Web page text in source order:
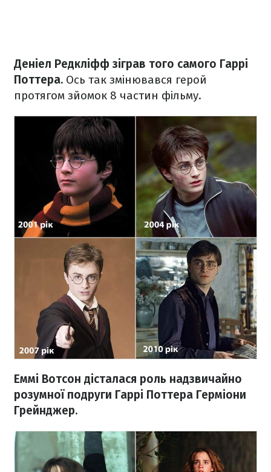
Деніел Редкліфф зіграв того самого Гаррі
Поттера. Ось так змінювався герой
протягом зйомок 8 частин фільму.
Еммі Вотсон дісталася роль надзвичайно
розумної подруги Гаррі Поттера Герміони
Грейнджер.